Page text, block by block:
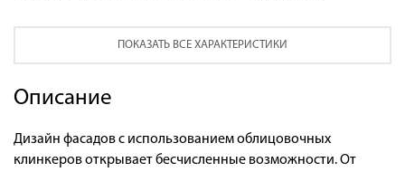
ПОКАЗАТЬ ВСЕ ХАРАКТЕРИСТИКИ
Описание
Дизайн фасадов с использованием облицовочных
клинкеров открывает бесчисленные возможности. От